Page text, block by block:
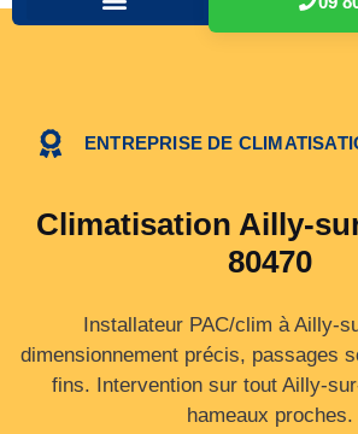
ENTREPRISE DE
Climatisation Ailly-
80470
Installateur PAC/clim à Ailly-
dimensionnement précis, passages
fins. Intervention sur tout Ailly-
hameaux proches.